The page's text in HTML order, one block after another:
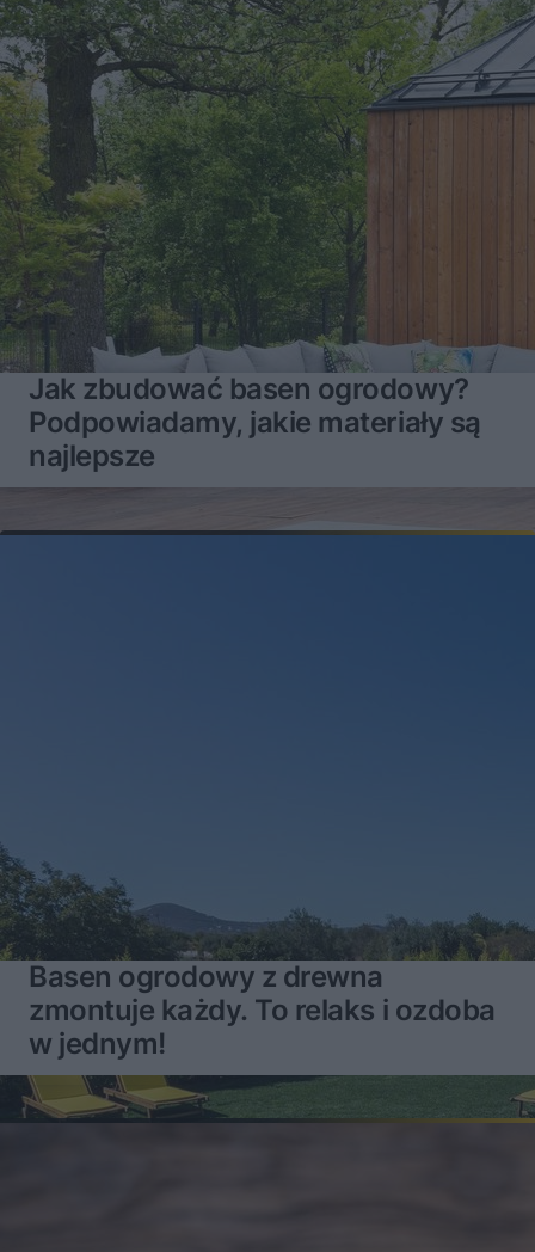
Jak zbudować basen ogrodowy?
Podpowiadamy, jakie materiały są
najlepsze
Basen ogrodowy z drewna
zmontuje każdy. To relaks i ozdoba
w jednym!